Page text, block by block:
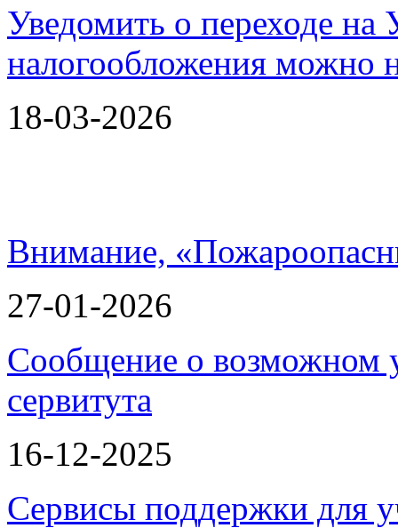
Уведомить о переходе
налогообложения можно
18-03-2026
Внимание,
27-01-2026
Сообщение о возможном
сервитута
16-12-2025
Сервисы поддержки для